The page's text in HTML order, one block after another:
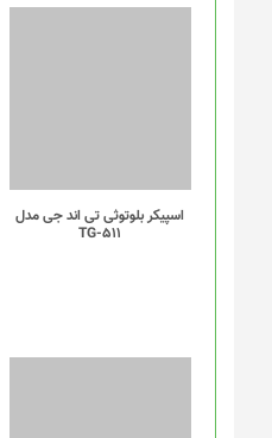
اسپیکر بلوتوثی تی اند جی مدل
TG-511